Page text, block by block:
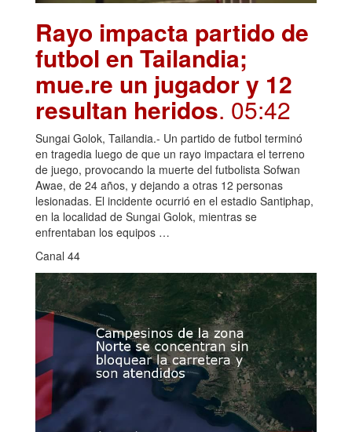
Rayo impacta partido de
futbol en Tailandia;
mue.re un jugador y 12
resultan heridos. 05:42
Sungai Golok, Tailandia.- Un partido de futbol terminó
en tragedia luego de que un rayo impactara el terreno
de juego, provocando la muerte del futbolista Sofwan
Awae, de 24 años, y dejando a otras 12 personas
lesionadas. El incidente ocurrió en el estadio Santiphap,
en la localidad de Sungai Golok, mientras se
enfrentaban los equipos …
Canal 44